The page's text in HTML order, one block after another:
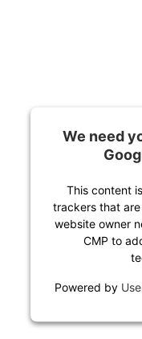
We need
This content
trackers that
website owner
CMP to
Powered by